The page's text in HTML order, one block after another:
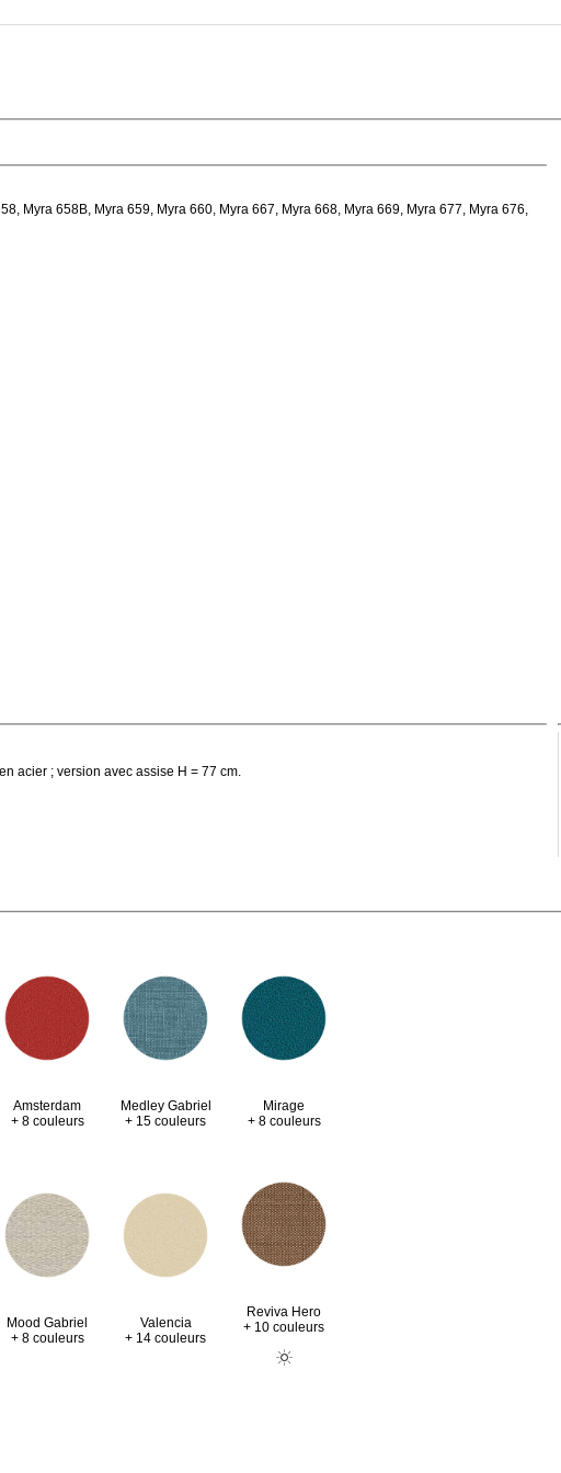
Myra 658B, Myra 659, Myra 660, Myra 667, Myra 668, Myra 669, Myra 677, Myra 676,
acier ; version avec assise H = 77 cm.
Amsterdam
+ 8 couleurs
Medley Gabriel
+ 15 couleurs
Mirage
+ 8 couleurs
Mood Gabriel
+ 8 couleurs
Valencia
+ 14 couleurs
Reviva Hero
+ 10 couleurs